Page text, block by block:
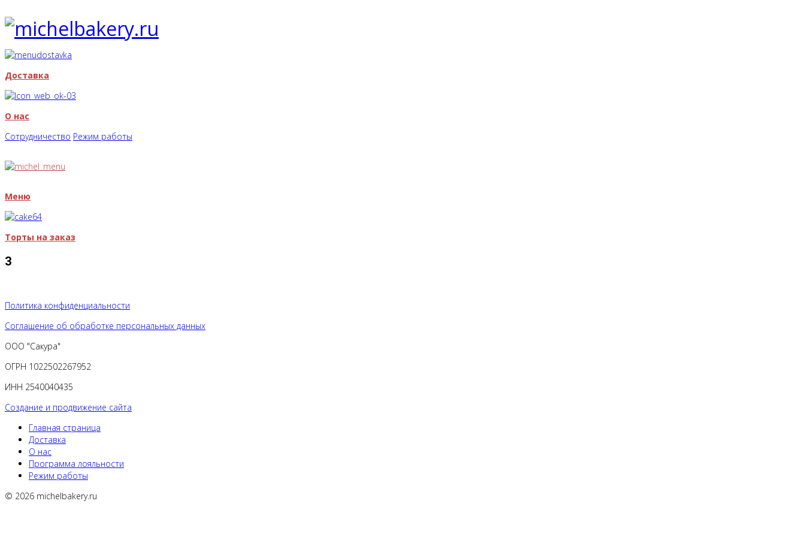
Доставка
О нас
Сотрудничество Режим работы
Меню
Торты на заказ
3
Политика конфиденциальности
Соглашение об обработке персональных данных
ООО "Сакура"
ОГРН 1022502267952
ИНН 2540040435
Создание и продвижение сайта
Главная страница
Доставка
О нас
Программа лояльности
Режим работы
© 2026 michelbakery.ru